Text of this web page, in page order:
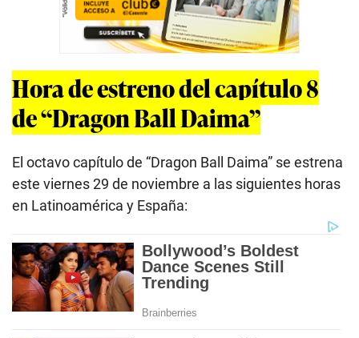
Hora de estreno del capítulo 8
de “Dragon Ball Daima”
El octavo capítulo de “Dragon Ball Daima” se estrena
este viernes 29 de noviembre a las siguientes horas
en Latinoamérica y España: